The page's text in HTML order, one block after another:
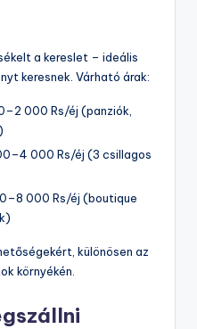
a kereslet – ideális
keresnek. Várható árak:
000 Rs/éj (panziók,
000 Rs/éj (3 csillagos
000 Rs/éj (boutique
különösen az
környékén.